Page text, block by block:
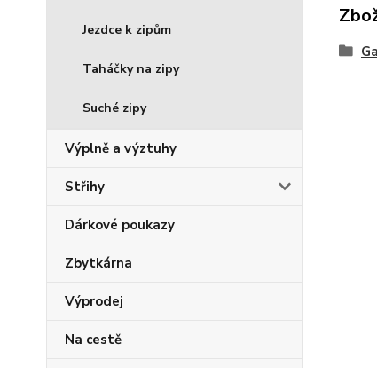
Jezdce k zipům
Taháčky na zipy
Suché zipy
Výplně a výztuhy
Střihy
Dárkové poukazy
Zbytkárna
Výprodej
Na cestě